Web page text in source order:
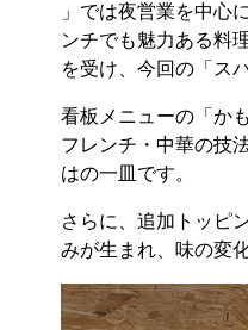
」では夜営業を中心
ンチでも魅力ある料
を受け、今回の「ス
看板メニューの「か
フレンチ・中華の技
はの一皿です。
さらに、追加トッピ
みが生まれ、味の変